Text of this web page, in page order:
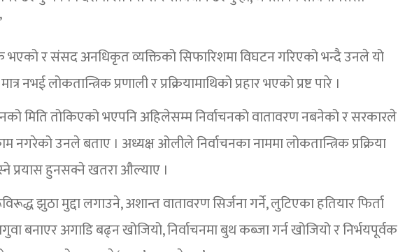
भएको र संसद अनधिकृत व्यक्तिको सिफारिशमा विघटन गरिएको भन्दै उनले यो
नभई लोकतान्त्रिक प्रणाली र प्रक्रियामाथिको प्रहार भएको प्रष्ट पारे ।
मिति तोकिएको भएपनि अहिलेसम्म निर्वाचनको वातावरण नबनेको र सरकारले
नगरेको उनले बताए । अध्यक्ष ओलीले निर्वाचनका नाममा लोकतान्त्रिक प्रक्रिया
प्रयास हुनसक्ने खतरा औल्याए ।
झुठा मुद्दा लगाउने, अशान्त वातावरण सिर्जना गर्ने, लुटिएका हतियार फिर्ता
बनाएर अगाडि बढ्न खोजियो, निर्वाचनमा बुथ कब्जा गर्न खोजियो र निर्भयपूर्वक